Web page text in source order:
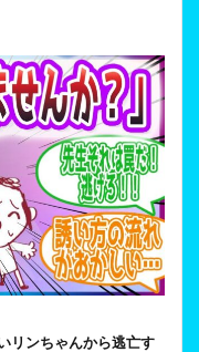
リンちゃんから逃亡す